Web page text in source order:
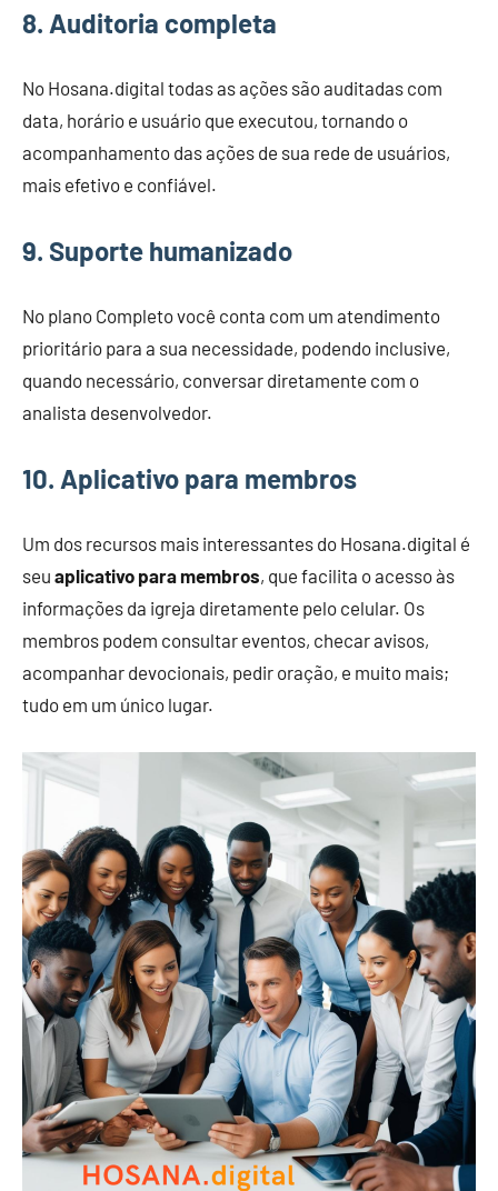
8. Auditoria completa
No Hosana.digital todas as ações são auditadas com
data, horário e usuário que executou, tornando o
acompanhamento das ações de sua rede de usuários,
mais efetivo e confiável.
9. Suporte humanizado
No plano Completo você conta com um atendimento
prioritário para a sua necessidade, podendo inclusive,
quando necessário, conversar diretamente com o
analista desenvolvedor.
10. Aplicativo para membros
Um dos recursos mais interessantes do Hosana.digital é
seu aplicativo para membros, que facilita o acesso às
informações da igreja diretamente pelo celular. Os
membros podem consultar eventos, checar avisos,
acompanhar devocionais, pedir oração, e muito mais;
tudo em um único lugar.